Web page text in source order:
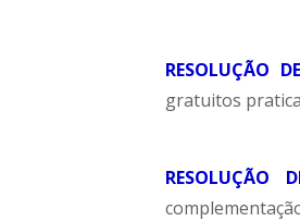
RESOLUÇÃO
gratuitos
RESOLUÇÃO